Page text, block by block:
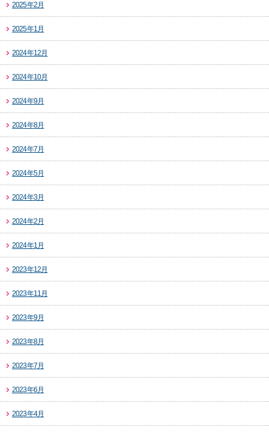
2025年2月
2025年1月
2024年12月
2024年10月
2024年9月
2024年8月
2024年7月
2024年5月
2024年3月
2024年2月
2024年1月
2023年12月
2023年11月
2023年9月
2023年8月
2023年7月
2023年6月
2023年4月